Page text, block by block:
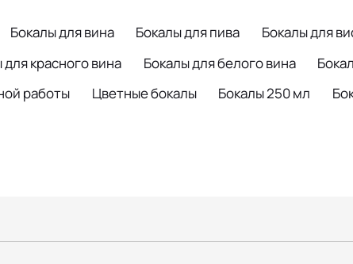
Бокалы для вина Бокалы для пива Бокалы для
для красного вина Бокалы для белого вина
работы Цветные бокалы Бокалы 250 мл